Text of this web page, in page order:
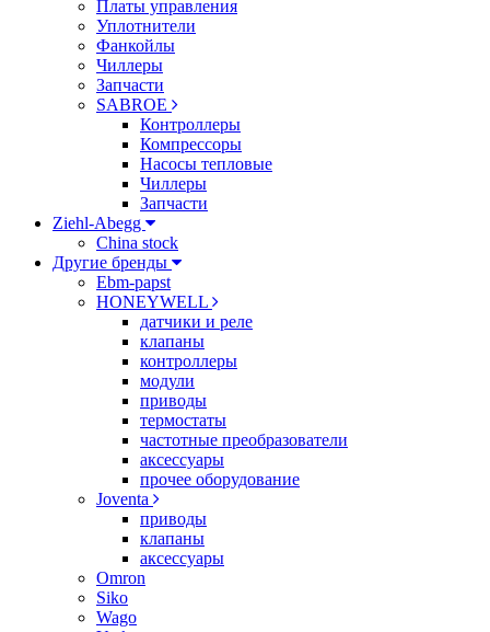
Платы управления
Уплотнители
Фанкойлы
Чиллеры
Запчасти
SABROE
Контроллеры
Компрессоры
Насосы тепловые
Чиллеры
Запчасти
Ziehl-Abegg
China stock
Другие бренды
Ebm-papst
HONEYWELL
датчики и реле
клапаны
контроллеры
модули
приводы
термостаты
частотные преобразователи
аксессуары
прочее оборудование
Joventa
приводы
клапаны
аксессуары
Omron
Siko
Wago